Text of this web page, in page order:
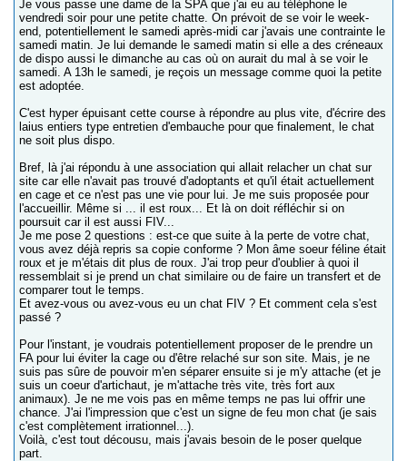
Je vous passe une dame de la SPA que j'ai eu au téléphone le
vendredi soir pour une petite chatte. On prévoit de se voir le week-
end, potentiellement le samedi après-midi car j'avais une contrainte le
samedi matin. Je lui demande le samedi matin si elle a des créneaux
de dispo aussi le dimanche au cas où on aurait du mal à se voir le
samedi. A 13h le samedi, je reçois un message comme quoi la petite
est adoptée.
C'est hyper épuisant cette course à répondre au plus vite, d'écrire des
laius entiers type entretien d'embauche pour que finalement, le chat
ne soit plus dispo.
Bref, là j'ai répondu à une association qui allait relacher un chat sur
site car elle n'avait pas trouvé d'adoptants et qu'il était actuellement
en cage et ce n'est pas une vie pour lui. Je me suis proposée pour
l'accueillir. Même si ... il est roux... Et là on doit réfléchir si on
poursuit car il est aussi FIV...
Je me pose 2 questions : est-ce que suite à la perte de votre chat,
vous avez déjà repris sa copie conforme ? Mon âme soeur féline était
roux et je m'étais dit plus de roux. J'ai trop peur d'oublier à quoi il
ressemblait si je prend un chat similaire ou de faire un transfert et de
comparer tout le temps.
Et avez-vous ou avez-vous eu un chat FIV ? Et comment cela s'est
passé ?
Pour l'instant, je voudrais potentiellement proposer de le prendre un
FA pour lui éviter la cage ou d'être relaché sur son site. Mais, je ne
suis pas sûre de pouvoir m'en séparer ensuite si je m'y attache (et je
suis un coeur d'artichaut, je m'attache très vite, très fort aux
animaux). Je ne me vois pas en même temps ne pas lui offrir une
chance. J'ai l'impression que c'est un signe de feu mon chat (je sais
c'est complètement irrationnel...).
Voilà, c'est tout décousu, mais j'avais besoin de le poser quelque
part.